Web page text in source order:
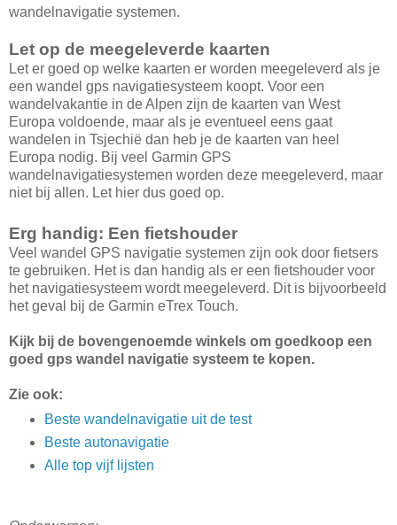
wandelnavigatie systemen.
Let op de meegeleverde kaarten
Let er goed op welke kaarten er worden meegeleverd als je
een wandel gps navigatiesysteem koopt. Voor een
wandelvakantie in de Alpen zijn de kaarten van West
Europa voldoende, maar als je eventueel eens gaat
wandelen in Tsjechië dan heb je de kaarten van heel
Europa nodig. Bij veel Garmin GPS
wandelnavigatiesystemen worden deze meegeleverd, maar
niet bij allen. Let hier dus goed op.
Erg handig: Een fietshouder
Veel wandel GPS navigatie systemen zijn ook door fietsers
te gebruiken. Het is dan handig als er een fietshouder voor
het navigatiesysteem wordt meegeleverd. Dit is bijvoorbeeld
het geval bij de Garmin eTrex Touch.
Kijk bij de bovengenoemde winkels om goedkoop een
goed gps wandel navigatie systeem te kopen.
Zie ook:
Beste wandelnavigatie uit de test
Beste autonavigatie
Alle top vijf lijsten